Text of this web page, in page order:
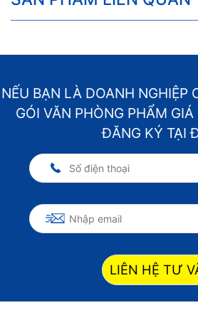
NẾU BẠN LÀ DOANH NGHIỆP
GÓI VĂN PHÒNG PHẨM
ĐĂNG KÝ TẠI
LIÊN HỆ TƯ